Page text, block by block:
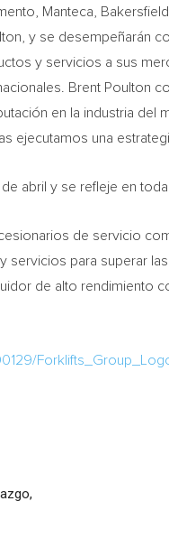
Manteca Bakersfield
, y se desempeñarán
y servicios a sus
Brent Poulton
en la industria
ejecutamos una
abril y se refleje en
de servicio
para superar
de alto rendimiento